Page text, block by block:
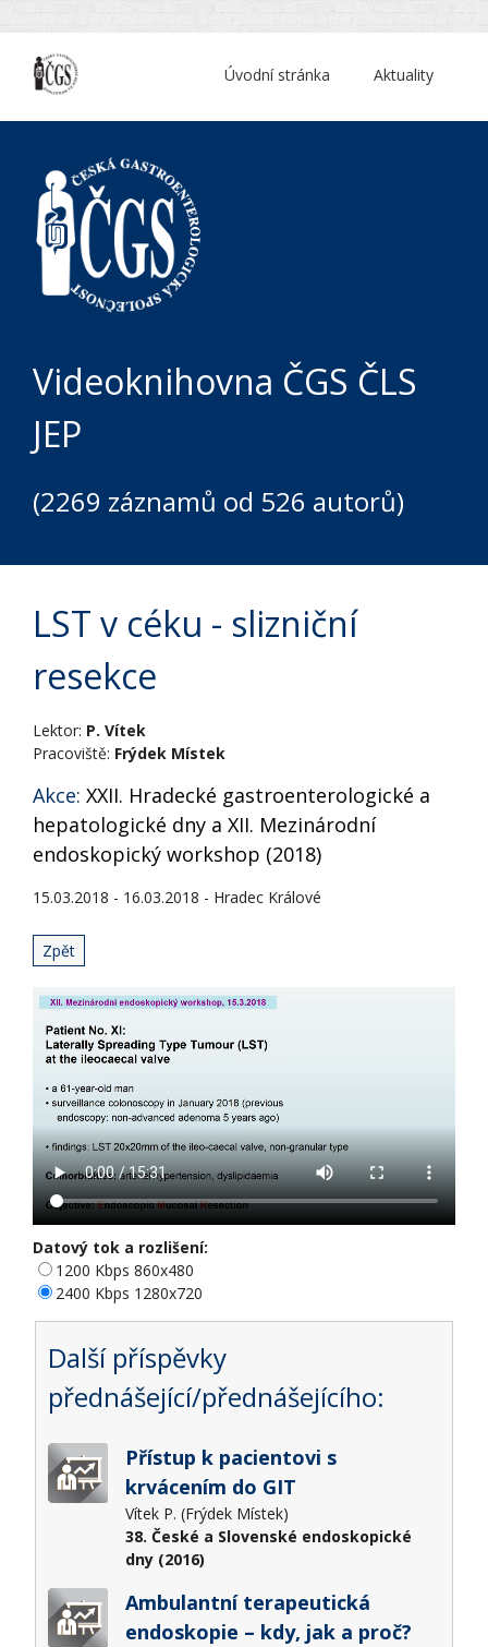
Aktuality
Úvodní stránka
Videoknihovna ČGS ČLS
JEP
(2269 záznamů od 526 autorů)
LST v céku - slizniční
resekce
Lektor: P. Vítek
Pracoviště: Frýdek Místek
Akce: XXII. Hradecké gastroenterologické a
hepatologické dny a XII. Mezinárodní
endoskopický workshop (2018)
15.03.2018 - 16.03.2018 - Hradec Králové
Zpět
Datový tok a rozlišení:
1200 Kbps 860x480
2400 Kbps 1280x720
Další příspěvky
přednášející/přednášejícího:
Přístup k pacientovi s
krvácením do GIT
Vítek P. (Frýdek Místek)
38. České a Slovenské endoskopické
dny (2016)
Ambulantní terapeutická
endoskopie – kdy, jak a proč?